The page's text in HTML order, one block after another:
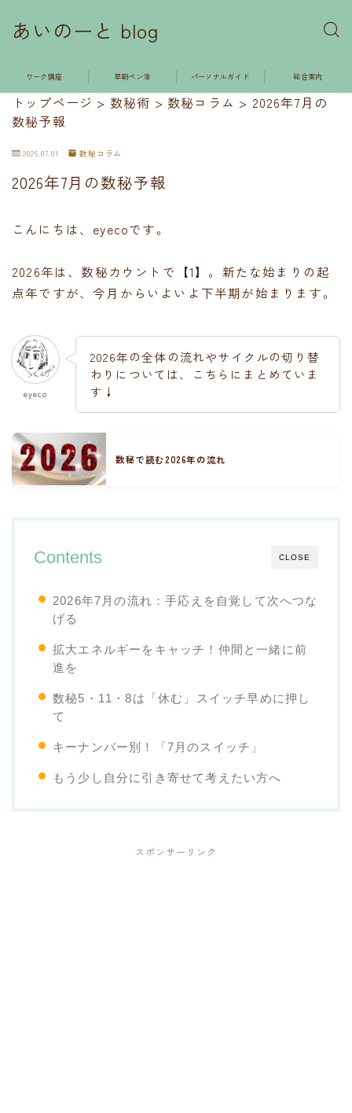
あいのーと blog
ワーク講座 早朝ペン活 パーソナルガイド 総合案内
トップページ > 数秘術 > 数秘コラム > 2026年7月の
数秘予報
2026.07.01 数秘コラム
2026年7月の数秘予報
こんにちは、eyecoです。
2026年は、数秘カウントで【1】。新たな始まりの起
点年ですが、今月からいよいよ下半期が始まります。
eyeco
2026年の全体の流れやサイクルの切り替
わりについては、こちらにまとめていま
す↓
数秘で読む2026年の流れ
CLOSE
Contents
2026年7月の流れ：手応えを自覚して次へつな
げる
拡大エネルギーをキャッチ！仲間と一緒に前
進を
数秘5・11・8は「休む」スイッチ早めに押し
て
キーナンバー別！「7月のスイッチ」
もう少し自分に引き寄せて考えたい方へ
スポンサーリンク